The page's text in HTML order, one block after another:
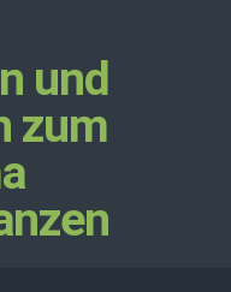
und
zum